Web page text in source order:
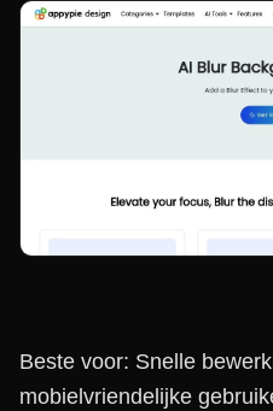
Beste voor: Snelle
mobielvriendelijke